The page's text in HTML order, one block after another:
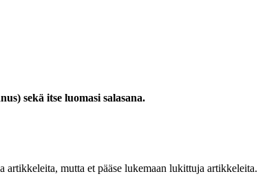
sekä itse luomasi salasana.
mutta et pääse lukemaan lukittuja artikkeleita.